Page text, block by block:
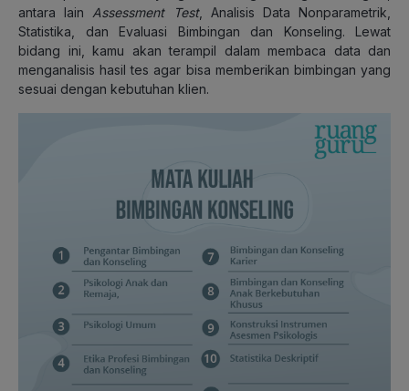
antara lain Assessment Test, Analisis Data Nonparametrik,
Statistika, dan Evaluasi Bimbingan dan Konseling. Lewat
bidang ini, kamu akan terampil dalam membaca data dan
menganalisis hasil tes agar bisa memberikan bimbingan yang
sesuai dengan kebutuhan klien.